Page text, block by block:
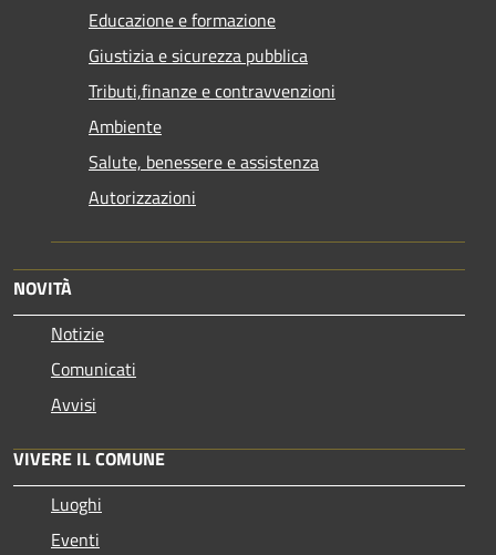
Educazione e formazione
Giustizia e sicurezza pubblica
Tributi,finanze e contravvenzioni
Ambiente
Salute, benessere e assistenza
Autorizzazioni
NOVITÀ
Notizie
Comunicati
Avvisi
VIVERE IL COMUNE
Luoghi
Eventi